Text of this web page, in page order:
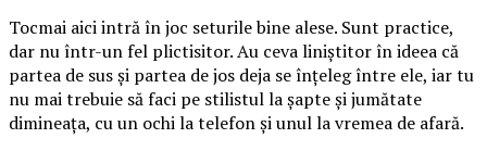
Tocmai aici intră în joc seturile bine alese. Sunt practice,
dar nu într-un fel plictisitor. Au ceva liniștitor în ideea că
partea de sus și partea de jos deja se înțeleg între ele, iar tu
nu mai trebuie să faci pe stilistul la șapte și jumătate
dimineața, cu un ochi la telefon și unul la vremea de afară.